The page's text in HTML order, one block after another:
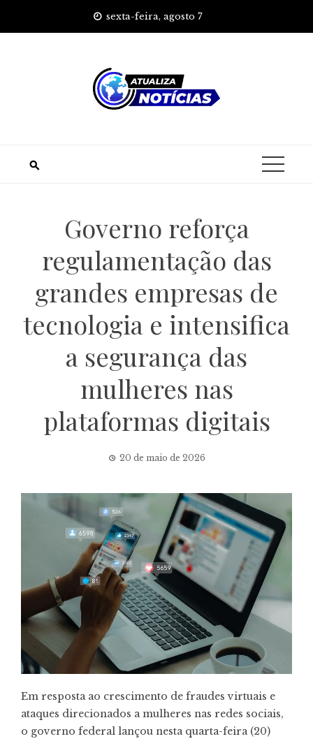
sexta-feira, agosto 7
Governo reforça
regulamentação das
grandes empresas de
tecnologia e intensifica
a segurança das
mulheres nas
plataformas digitais
20 de maio de 2026
Em resposta ao crescimento de fraudes virtuais e
ataques direcionados a mulheres nas redes sociais,
o governo federal lançou nesta quarta-feira (20)